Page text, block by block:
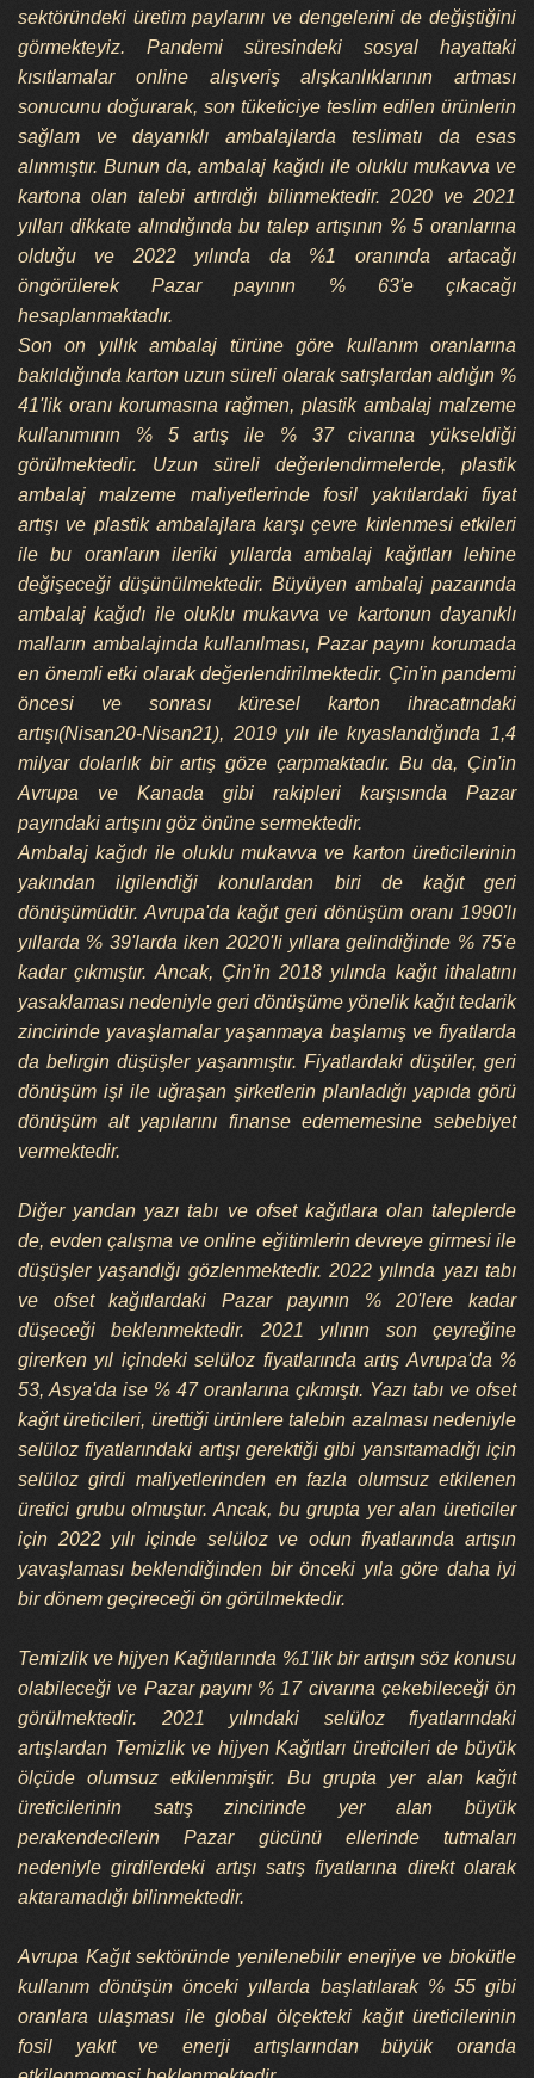
sektöründeki üretim paylarını ve dengelerini de değiştiğini
görmekteyiz. Pandemi süresindeki sosyal hayattaki
kısıtlamalar online alışveriş alışkanlıklarının artması
sonucunu doğurarak, son tüketiciye teslim edilen ürünlerin
sağlam ve dayanıklı ambalajlarda teslimatı da esas
alınmıştır. Bunun da, ambalaj kağıdı ile oluklu mukavva ve
kartona olan talebi artırdığı bilinmektedir. 2020 ve 2021
yılları dikkate alındığında bu talep artışının % 5 oranlarına
olduğu ve 2022 yılında da %1 oranında artacağı
öngörülerek Pazar payının % 63'e çıkacağı
hesaplanmaktadır.
Son on yıllık ambalaj türüne göre kullanım oranlarına
bakıldığında karton uzun süreli olarak satışlardan aldığın %
41'lik oranı korumasına rağmen, plastik ambalaj malzeme
kullanımının % 5 artış ile % 37 civarına yükseldiği
görülmektedir. Uzun süreli değerlendirmelerde, plastik
ambalaj malzeme maliyetlerinde fosil yakıtlardaki fiyat
artışı ve plastik ambalajlara karşı çevre kirlenmesi etkileri
ile bu oranların ileriki yıllarda ambalaj kağıtları lehine
değişeceği düşünülmektedir. Büyüyen ambalaj pazarında
ambalaj kağıdı ile oluklu mukavva ve kartonun dayanıklı
malların ambalajında kullanılması, Pazar payını korumada
en önemli etki olarak değerlendirilmektedir. Çin'in pandemi
öncesi ve sonrası küresel karton ihracatındaki
artışı(Nisan20-Nisan21), 2019 yılı ile kıyaslandığında 1,4
milyar dolarlık bir artış göze çarpmaktadır. Bu da, Çin'in
Avrupa ve Kanada gibi rakipleri karşısında Pazar
payındaki artışını göz önüne sermektedir.
Ambalaj kağıdı ile oluklu mukavva ve karton üreticilerinin
yakından ilgilendiği konulardan biri de kağıt geri
dönüşümüdür. Avrupa'da kağıt geri dönüşüm oranı 1990'lı
yıllarda % 39'larda iken 2020'li yıllara gelindiğinde % 75'e
kadar çıkmıştır. Ancak, Çin'in 2018 yılında kağıt ithalatını
yasaklaması nedeniyle geri dönüşüme yönelik kağıt tedarik
zincirinde yavaşlamalar yaşanmaya başlamış ve fiyatlarda
da belirgin düşüşler yaşanmıştır. Fiyatlardaki düşüler, geri
dönüşüm işi ile uğraşan şirketlerin planladığı yapıda görü
dönüşüm alt yapılarını finanse edememesine sebebiyet
vermektedir.
Diğer yandan yazı tabı ve ofset kağıtlara olan taleplerde
de, evden çalışma ve online eğitimlerin devreye girmesi ile
düşüşler yaşandığı gözlenmektedir. 2022 yılında yazı tabı
ve ofset kağıtlardaki Pazar payının % 20'lere kadar
düşeceği beklenmektedir. 2021 yılının son çeyreğine
girerken yıl içindeki selüloz fiyatlarında artış Avrupa'da %
53, Asya'da ise % 47 oranlarına çıkmıştı. Yazı tabı ve ofset
kağıt üreticileri, ürettiği ürünlere talebin azalması nedeniyle
selüloz fiyatlarındaki artışı gerektiği gibi yansıtamadığı için
selüloz girdi maliyetlerinden en fazla olumsuz etkilenen
üretici grubu olmuştur. Ancak, bu grupta yer alan üreticiler
için 2022 yılı içinde selüloz ve odun fiyatlarında artışın
yavaşlaması beklendiğinden bir önceki yıla göre daha iyi
bir dönem geçireceği ön görülmektedir.
Temizlik ve hijyen Kağıtlarında %1'lik bir artışın söz konusu
olabileceği ve Pazar payını % 17 civarına çekebileceği ön
görülmektedir. 2021 yılındaki selüloz fiyatlarındaki
artışlardan Temizlik ve hijyen Kağıtları üreticileri de büyük
ölçüde olumsuz etkilenmiştir. Bu grupta yer alan kağıt
üreticilerinin satış zincirinde yer alan büyük
perakendecilerin Pazar gücünü ellerinde tutmaları
nedeniyle girdilerdeki artışı satış fiyatlarına direkt olarak
aktaramadığı bilinmektedir.
Avrupa Kağıt sektöründe yenilenebilir enerjiye ve biokütle
kullanım dönüşün önceki yıllarda başlatılarak % 55 gibi
oranlara ulaşması ile global ölçekteki kağıt üreticilerinin
fosil yakıt ve enerji artışlarından büyük oranda